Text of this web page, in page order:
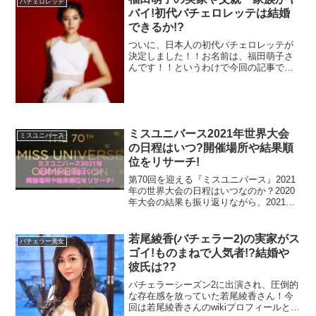
日本イスラエル国交樹立70周年を記念したのと、今回の
ミス・ユニバース開催国がイスラエルであったことが理由
なのかもしれません。
を融合させたものだそうです。
着物と招き猫…？
ワタシも含め、日本人としてはなかなか理解が及ばない人
もう少し詳しく説明をしてもらえると助かりますね。
日本代表衣装騒動の理由②着物風のドレスを左
バイ!初代バチェロレッテは結婚
できるか!?
ついに、日本人の初代バチェロレッテが
決定しました！！お名前は、福田萌子さ
んです！！というわけで今回の記事で
ミスユニバース
ミスユニバース2021年世界大会
の日程はいつ?開催場所や結果順
位をリサーチ!
第70回を迎える『ミスユニバース』2021
年の世界大会の日程はいつなのか？2020
年大会の結果も振り返りながら、2021年
バチェラー美女
若尾綾香(バチェラー2)の実家がス
ゴイ!ものまねで人気者!?結婚や
彼氏は??
バチェラーシーズン2に出演され、圧倒的
な存在感を放っていた若尾綾香さん！今
回は若尾綾香さんのwikiプロフィールとし